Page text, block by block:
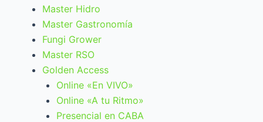
Master Hidro
Master Gastronomía
Fungi Grower
Master RSO
Golden Access
Online «En VIVO»
Online «A tu Ritmo»
Presencial en CABA